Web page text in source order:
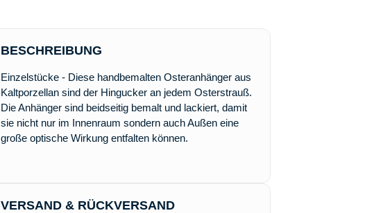
BESCHREIBUNG
Einzelstücke - Diese handbemalten Osteranhänger aus
Kaltporzellan sind der Hingucker an jedem Osterstrauß.
Die Anhänger sind beidseitig bemalt und lackiert, damit
sie nicht nur im Innenraum sondern auch Außen eine
große optische Wirkung entfalten können.
VERSAND & RÜCKVERSAND